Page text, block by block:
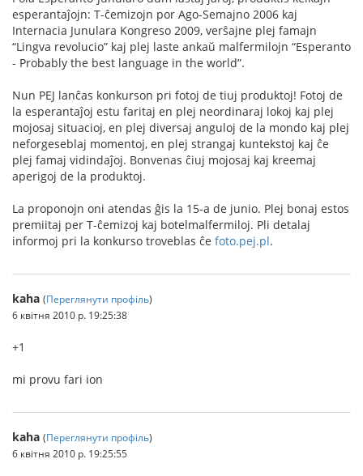
esperantaĵojn: T-ĉemizojn por Ago-Semajno 2006 kaj
Internacia Junulara Kongreso 2009, verŝajne plej famajn
“Lingva revolucio” kaj plej laste ankaŭ malfermilojn “Esperanto
- Probably the best language in the world”.
Nun PEJ lanĉas konkurson pri fotoj de tiuj produktoj! Fotoj de
la esperantaĵoj estu faritaj en plej neordinaraj lokoj kaj plej
mojosaj situacioj, en plej diversaj anguloj de la mondo kaj plej
neforgeseblaj momentoj, en plej strangaj kuntekstoj kaj ĉe
plej famaj vidindaĵoj. Bonvenas ĉiuj mojosaj kaj kreemaj
aperigoj de la produktoj.
La proponojn oni atendas ĝis la 15-a de junio. Plej bonaj estos
premiitaj per T-ĉemizoj kaj botelmalfermiloj. Pli detalaj
informoj pri la konkurso troveblas ĉe foto.pej.pl.
kaha (Переглянути профіль)
6 квітня 2010 р. 19:25:38
+1
mi provu fari ion
kaha (Переглянути профіль)
6 квітня 2010 р. 19:25:55